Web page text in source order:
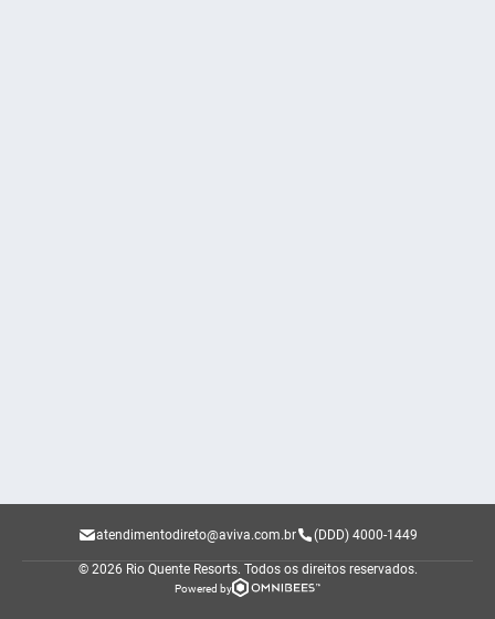
atendimentodireto@aviva.com.br (DDD) 4000-1449
© 2026 Rio Quente Resorts. Todos os direitos reservados.
Powered by